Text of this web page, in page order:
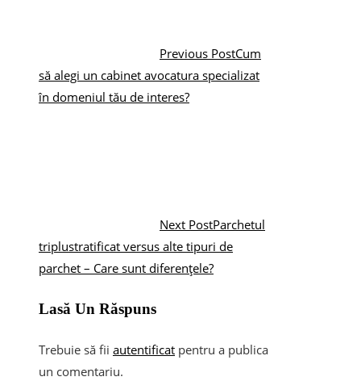
Previous PostCum
să alegi un cabinet avocatura specializat
în domeniul tău de interes?
Next PostParchetul
triplustratificat versus alte tipuri de
parchet – Care sunt diferențele?
Lasă Un Răspuns
Trebuie să fii autentificat pentru a publica
un comentariu.